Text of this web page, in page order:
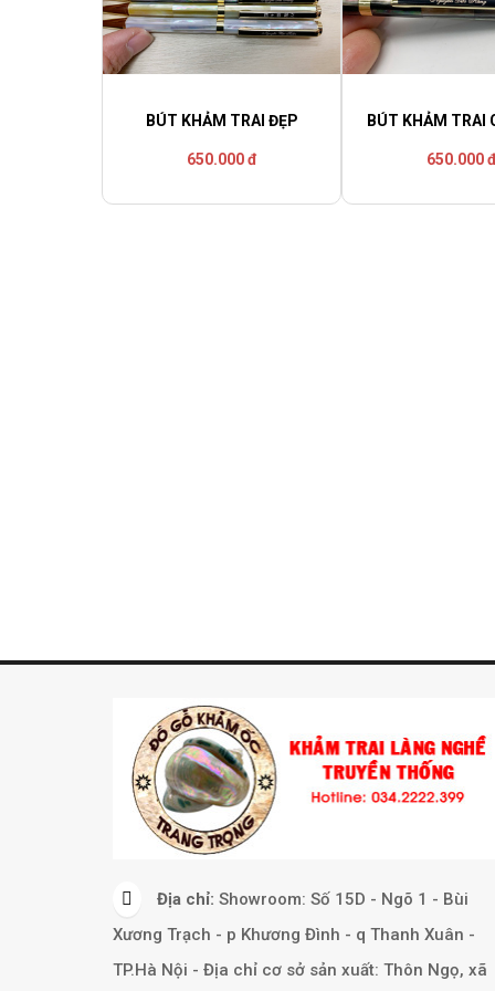
BÚT KHẢM TRAI ĐẸP
650.000 đ
BÚT KHẢM TRAI
650.000
Địa chỉ: Showroom: Số 15D - Ngõ 1 - Bùi
Xương Trạch - p Khương Đình - q Thanh Xuân -
TP.Hà Nội - Địa chỉ cơ sở sản xuất: Thôn Ngọ, xã